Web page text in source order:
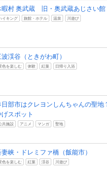
暇村 奥武蔵 旧・奥武蔵あじさい館
イキング 旅館・ホテル 温泉 川遊び
波渓谷（ときがわ町）
色を楽しむ 体験 紅葉 日帰り入浴
日部市はクレヨンしんちゃんの聖地
げスポット
共施設 アニメ マンガ 聖地
妻峡・ドレミファ橋（飯能市）
色を楽しむ 紅葉 渓谷 川遊び